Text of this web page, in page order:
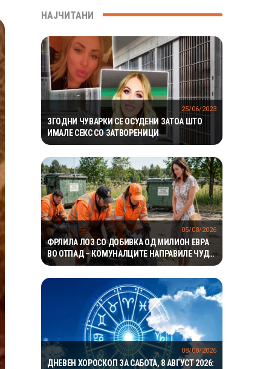
НАЈЧИТАНИ
ЗГОДНИ ЧУВАРКИ СЕ ОСУДЕНИ ЗАТОА ШТО
ИМАЛЕ СЕКС СО ЗАТВОРЕНИЦИ
25/06/2023
ФРЛИЛА ЛОЗ СО ДОБИВКА ОД МИЛИОН ЕВРА
ВО ОТПАД – КОМУНАЛЦИТЕ НАПРАВИЛЕ ЧУДО
ЗА ДА ГО ПРОНАЈДАТ
05/08/2026
ДНЕВЕН ХОРОСКОП ЗА САБОТА, 8 АВГУСТ 2026:
08/08/2026